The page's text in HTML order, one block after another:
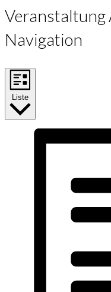
Veranstaltung
Navigation
Liste